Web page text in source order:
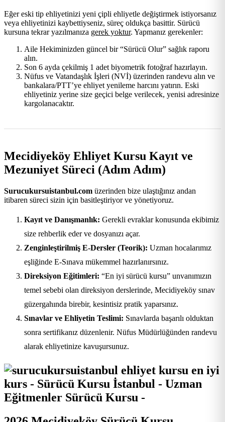
Eğer eski tip ehliyetinizi yeni çipli ehliyetle değiştirmek istiyorsanız
veya ehliyetinizi kaybettiyseniz, süreç oldukça basittir. Sürücü
kursuna tekrar yazılmanıza gerek yoktur. Yapmanız gerekenler:
Aile Hekiminizden güncel bir “Sürücü Olur” sağlık raporu
alın.
Son 6 ayda çekilmiş 1 adet biyometrik fotoğraf hazırlayın.
Nüfus ve Vatandaşlık İşleri (NVİ) üzerinden randevu alın ve
bankalara/PTT’ye ehliyet yenileme harcını yatırın. Eski
ehliyetiniz yerine size geçici belge verilecek, yenisi adresinize
kargolanacaktır.
Mecidiyeköy Ehliyet Kursu Kayıt ve
Mezuniyet Süreci (Adım Adım)
Surucukursuistanbul.com üzerinden bize ulaştığınız andan
itibaren süreci sizin için basitleştiriyor ve yönetiyoruz.
Kayıt ve Danışmanlık: Gerekli evraklar konusunda ekibimiz
size rehberlik eder ve dosyanızı açar.
Zenginleştirilmiş E-Dersler (Teorik): Uzman hocalarımız
eşliğinde E-Sınava mükemmel hazırlanırsınız.
Direksiyon Eğitimleri: “En iyi sürücü kursu” unvanımızın
temel sebebi olan direksiyon derslerinde, Mecidiyeköy sınav
güzergahında birebir, kesintisiz pratik yaparsınız.
Sınavlar ve Ehliyetin Teslimi: Sınavlarda başarılı olduktan
sonra sertifikanız düzenlenir. Nüfus Müdürlüğünden randevu
alarak ehliyetinize kavuşursunuz.